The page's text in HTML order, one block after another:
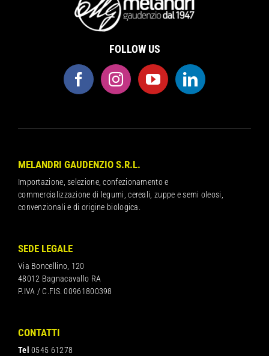
FOLLOW US
MELANDRI GAUDENZIO S.R.L.
Importazione, selezione, confezionamento e
commercializzazione di legumi, cereali, zuppe e semi oleosi,
convenzionali e di origine biologica.
SEDE LEGALE
Via Boncellino, 120
48012 Bagnacavallo RA
P.IVA / C.FIS. 00961800398
CONTATTI
Tel 0545 61278